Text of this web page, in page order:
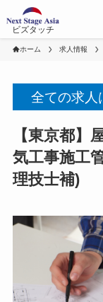
ビズタッチ
ホーム 求人情報
全ての求人
【東京都】
気工事施工
理技士補)